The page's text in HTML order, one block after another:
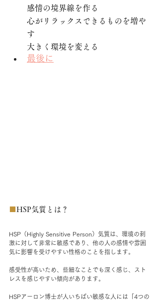
感情の境界線を作る
心がリラックスできるものを増や
す
大きく環境を変える
最後に
■HSP気質とは？
HSP（Highly Sensitive Person）気質は、環境の刺
激に対して非常に敏感であり、他の人の感情や雰囲
気に影響を受けやすい性格のことを指します。
感受性が高いため、些細なことでも深く感じ、スト
レスを感じやすい傾向があります。
HSPアーロン博士が人いちばい敏感な人には「4つの